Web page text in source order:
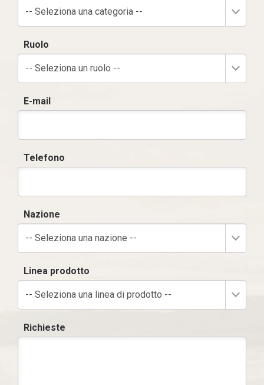
-- Seleziona una categoria --
Ruolo
-- Seleziona un ruolo --
E-mail
Telefono
Nazione
-- Seleziona una nazione --
Linea prodotto
-- Seleziona una linea di prodotto --
Richieste